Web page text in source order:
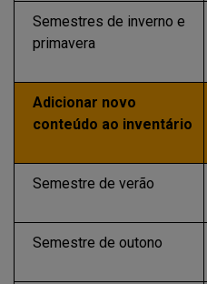
Semestres de inverno e
primavera
Adicionar novo
conteúdo ao inventário
Semestre de verão
Semestre de outono